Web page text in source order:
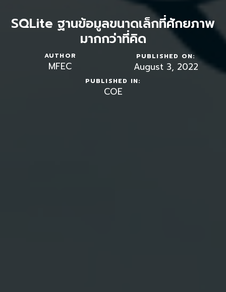
SQLite ฐานข้อมูลขนาดเล็กที่ศักยภาพ
มากกว่าที่คิด
AUTHOR
MFEC
PUBLISHED ON:
August 3, 2022
PUBLISHED IN:
COE